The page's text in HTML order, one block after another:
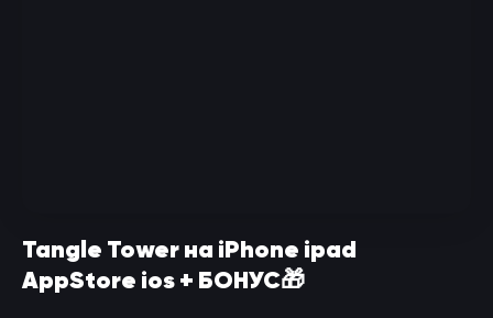
Tangle Tower на iPhone ipad
AppStore ios + БОНУС🎁